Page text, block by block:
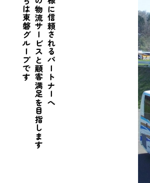
お客様に信頼されるパートナーへ
最高の物流サービスと顧客満足を目指します
私たちは東磐グループです